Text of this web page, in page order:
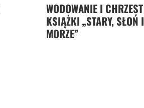
WODOWANIE I CHRZEST
KSIĄŻKI „STARY, SŁOŃ I
MORZE”